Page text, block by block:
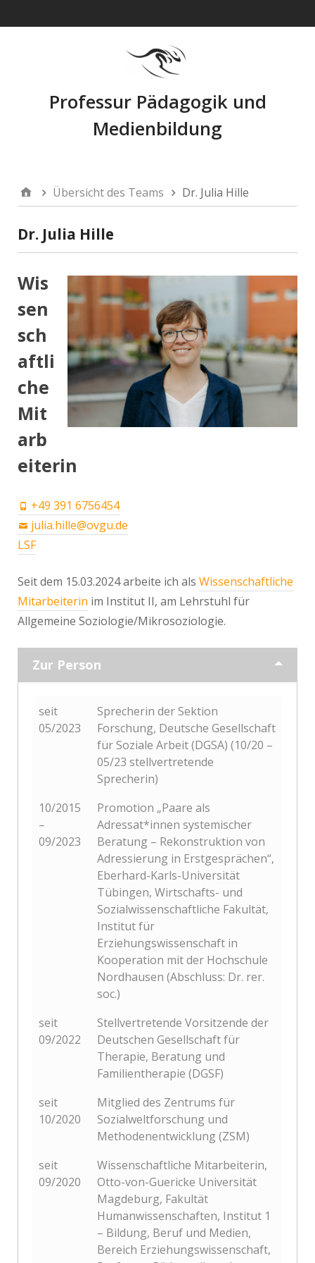
Professur Pädagogik und
Medienbildung
Übersicht des Teams Dr. Julia Hille
Dr. Julia Hille
Wis
sen
sch
aftli
che
Mit
arb
eiterin
+49 391 6756454
julia.hille@ovgu.de
LSF
Seit dem 15.03.2024 arbeite ich als Wissenschaftliche
Mitarbeiterin im Institut II, am Lehrstuhl für
Allgemeine Soziologie/Mikrosoziologie.
Zur Person
seit
05/2023
Sprecherin der Sektion
Forschung, Deutsche Gesellschaft
für Soziale Arbeit (DGSA) (10/20 –
05/23 stellvertretende
Sprecherin)
10/2015
–
09/2023
Promotion „Paare als
Adressat*innen systemischer
Beratung – Rekonstruktion von
Adressierung in Erstgesprächen“,
Eberhard-Karls-Universität
Tübingen, Wirtschafts- und
Sozialwissenschaftliche Fakultät,
Institut für
Erziehungswissenschaft in
Kooperation mit der Hochschule
Nordhausen (Abschluss: Dr. rer.
soc.)
seit
09/2022
Stellvertretende Vorsitzende der
Deutschen Gesellschaft für
Therapie, Beratung und
Familientherapie (DGSF)
seit
10/2020
Mitglied des Zentrums für
Sozialweltforschung und
Methodenentwicklung (ZSM)
seit
09/2020
Wissenschaftliche Mitarbeiterin,
Otto-von-Guericke Universität
Magdeburg, Fakultät
Humanwissenschaften, Institut 1
– Bildung, Beruf und Medien,
Bereich Erziehungswissenschaft,